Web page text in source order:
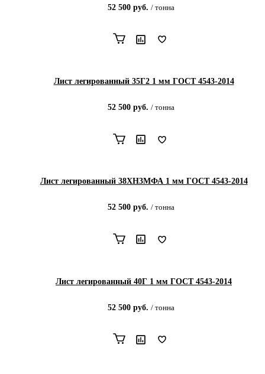
52 500руб. / тонна
Лист легированный 35Г2 1 мм ГОСТ 4543-2014
52 500руб. / тонна
Лист легированный 38ХН3МФА 1 мм ГОСТ 4543-2014
52 500руб. / тонна
Лист легированный 40Г 1 мм ГОСТ 4543-2014
52 500руб. / тонна